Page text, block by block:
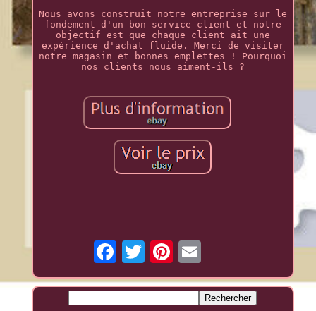
Nous avons construit notre entreprise sur le
fondement d'un bon service client et notre
objectif est que chaque client ait une
expérience d'achat fluide. Merci de visiter
notre magasin et bonnes emplettes ! Pourquoi
nos clients nous aiment-ils ?